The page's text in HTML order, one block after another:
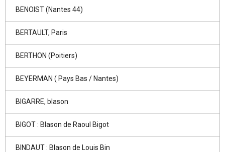
BENOIST (Nantes 44)
BERTAULT, Paris
BERTHON (Poitiers)
BEYERMAN ( Pays Bas / Nantes)
BIGARRE, blason
BIGOT : Blason de Raoul Bigot
BINDAUT : Blason de Louis Bin